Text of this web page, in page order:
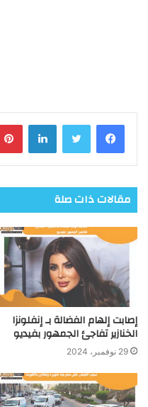
فيسبوك تويتر لينكدإن
مقالات ذات صلة
إصابت إلهام الفضالة بـ إنفلونزا
الخنازير تفاجئ الجمهور بفيديو
29 نوفمبر، 2024